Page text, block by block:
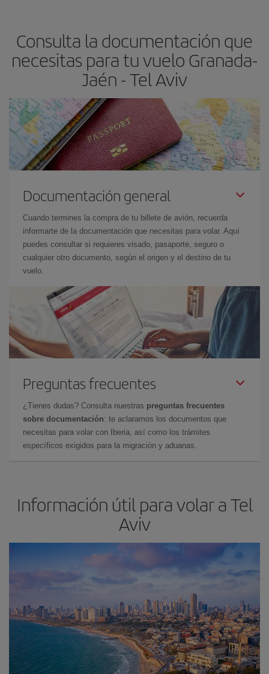
Consulta la documentación que
necesitas para tu vuelo Granada-
Jaén - Tel Aviv
Documentación general
Cuando termines la compra de tu billete de avión, recuerda
informarte de la documentación que necesitas para volar. Aquí
puedes consultar si requieres visado, pasaporte, seguro o
cualquier otro documento, según el origen y el destino de tu
vuelo.
Preguntas frecuentes
¿Tienes dudas? Consulta nuestras preguntas frecuentes
sobre documentación: te aclaramos los documentos que
necesitas para volar con Iberia, así como los trámites
específicos exigidos para la migración y aduanas.
Información útil para volar a Tel
Aviv